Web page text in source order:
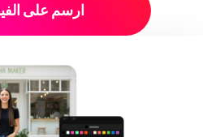
ارسم على